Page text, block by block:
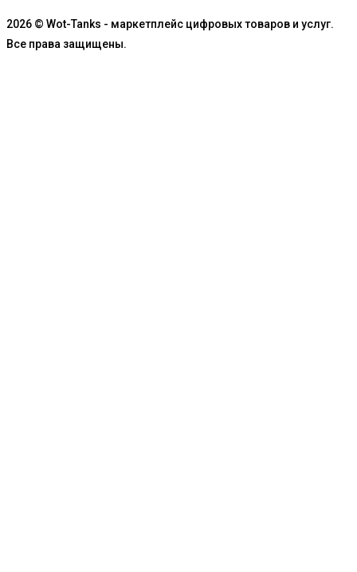
2026 © Wot-Tanks - маркетплейс цифровых товаров и услуг.
Все права защищены.